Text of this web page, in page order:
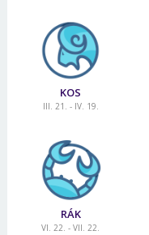
KOS
III. 21. - IV. 19.
RÁK
VI. 22. - VII. 22.